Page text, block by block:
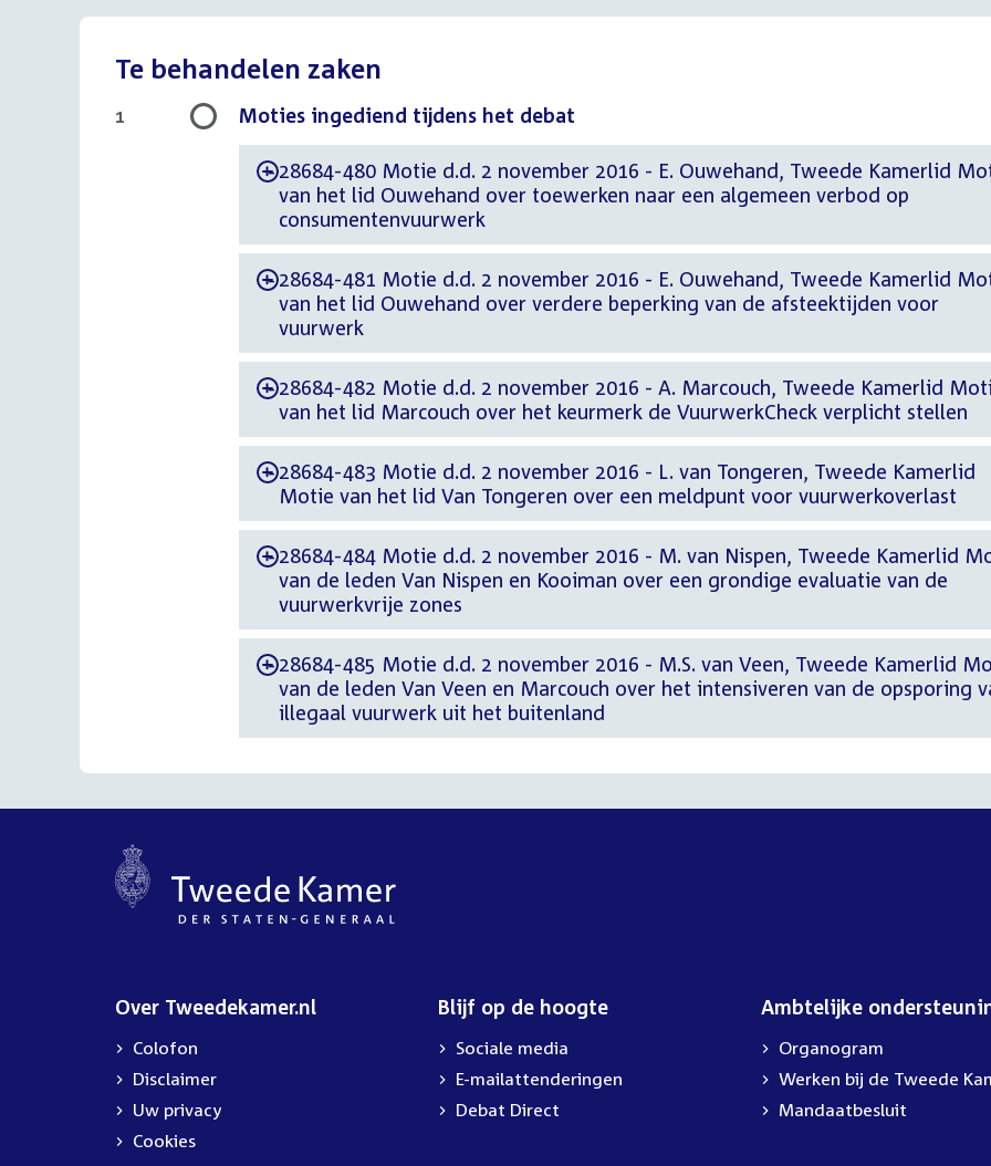
Te behandelen zaken
Moties ingediend tijdens het debat
-28684-480 Motie d.d. 2 november 2016 - E. Ouwehand, Tweede Kamerlid
van het lid Ouwehand over toewerken naar een algemeen verbod op
consumentenvuurwerk
-28684-481 Motie d.d. 2 november 2016 - E. Ouwehand, Tweede Kamerlid
van het lid Ouwehand over verdere beperking van de afsteektijden voor
vuurwerk
-28684-482 Motie d.d. 2 november 2016 - A. Marcouch, Tweede Kamerlid
van het lid Marcouch over het keurmerk de VuurwerkCheck verplicht stellen
-28684-483 Motie d.d. 2 november 2016 - L. van Tongeren, Tweede Kamerlid
Motie van het lid Van Tongeren over een meldpunt voor vuurwerkoverlast
-28684-484 Motie d.d. 2 november 2016 - M. van Nispen, Tweede Kamerlid
van de leden Van Nispen en Kooiman over een grondige evaluatie van de
vuurwerkvrije zones
-28684-485 Motie d.d. 2 november 2016 - M.S. van Veen, Tweede Kamerlid
van de leden Van Veen en Marcouch over het intensiveren van de opsporing
illegaal vuurwerk uit het buitenland
1
Over Tweedekamer.nl
Colofon
Disclaimer
Uw privacy
Cookies
Blijf op de hoogte
Sociale media
E-mailattenderingen
Debat Direct
Ambtelijke
Organogram
External
link:
Werken bij de Tweede
Mandaatbesluit